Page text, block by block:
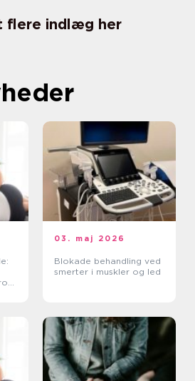
flere indlæg her
03. maj 2026
Blokade behandling ved
smerter i muskler og led